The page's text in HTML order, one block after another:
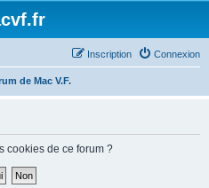
Connexion
Inscription
de Mac V.F.
cookies de ce forum ?